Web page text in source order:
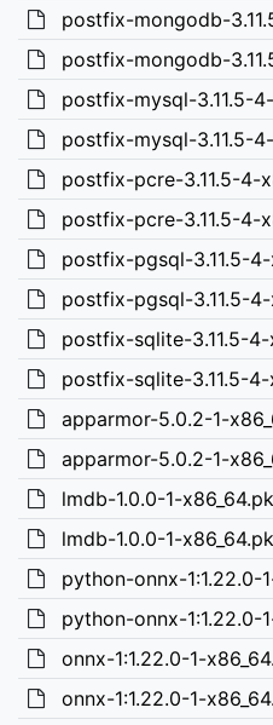
postfix-mongodb-
postfix-mongodb-
postfix-mysql-3.11.5-
postfix-mysql-3.11.5-
postfix-pcre-3.11.5-4-
postfix-pcre-3.11.5-4-
postfix-pgsql-3.11.5-
postfix-pgsql-3.11.5-
postfix-sqlite-3.11.5-
postfix-sqlite-3.11.5-
apparmor-5.0.2-1-
apparmor-5.0.2-1-
lmdb-1.0.0-1-
lmdb-1.0.0-1-
python-onnx-1:1.22.0-
python-onnx-1:1.22.0-
onnx-1:1.22.0-1-
onnx-1:1.22.0-1-